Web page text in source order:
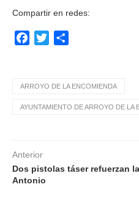
Compartir en redes:
Facebook
Twitter
ARROYO DE LA ENCOMIENDA
AYUNTAMIENTO DE ARROYO DE LA
Anterior
Dos pistolas táser refuerzan
Antonio